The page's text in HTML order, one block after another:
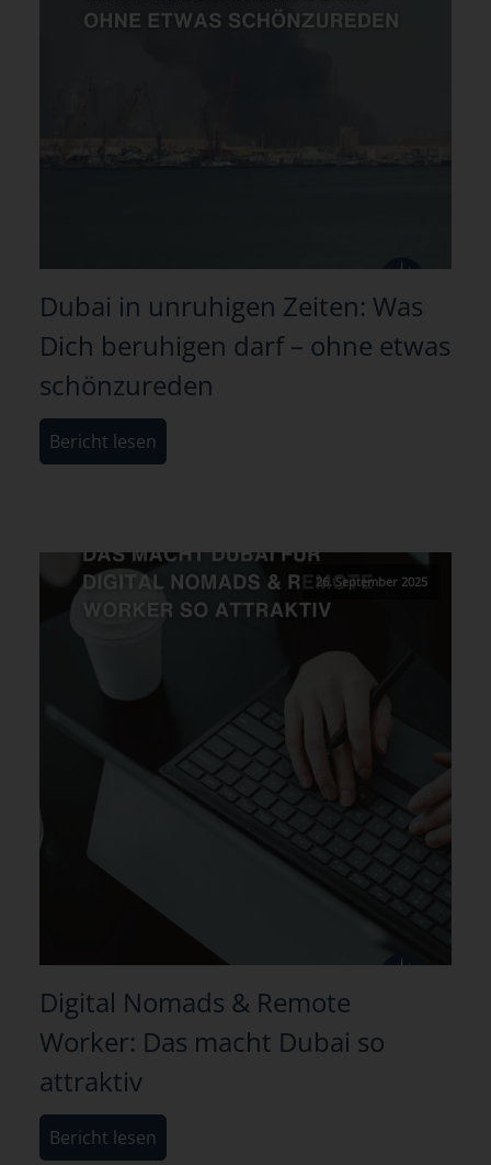
Dubai in unruhigen Zeiten: Was
Dich beruhigen darf – ohne etwas
schönzureden
Bericht lesen
26. September 2025
Digital Nomads & Remote
Worker: Das macht Dubai so
attraktiv
Bericht lesen